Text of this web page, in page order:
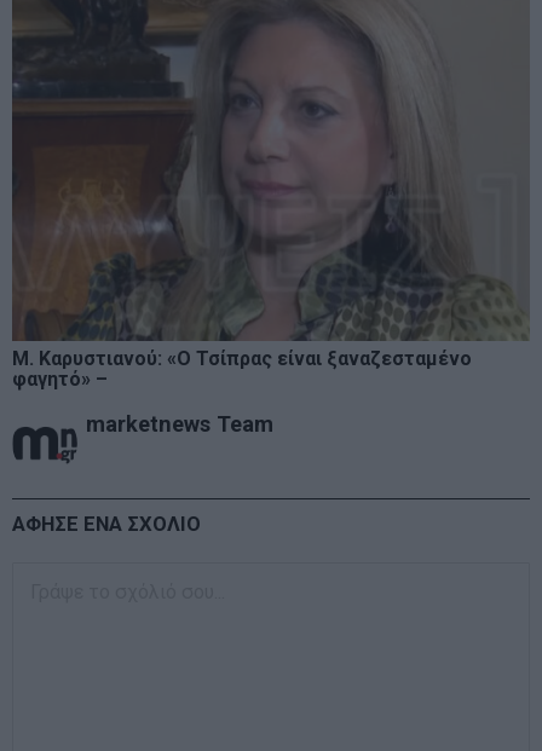
Μ. Καρυστιανού: «Ο Τσίπρας είναι ξαναζεσταμένο
φαγητό» –
marketnews Team
ΑΦΗΣΕ ΕΝΑ ΣΧΟΛΙΟ